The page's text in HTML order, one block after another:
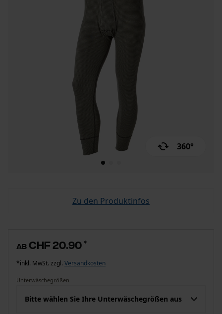
360°
Zu den Produktinfos
ab CHF 20.90 *
*inkl. MwSt. zzgl. Versandkosten
Unterwäschegrößen
Bitte wählen Sie Ihre Unterwäschegrößen aus